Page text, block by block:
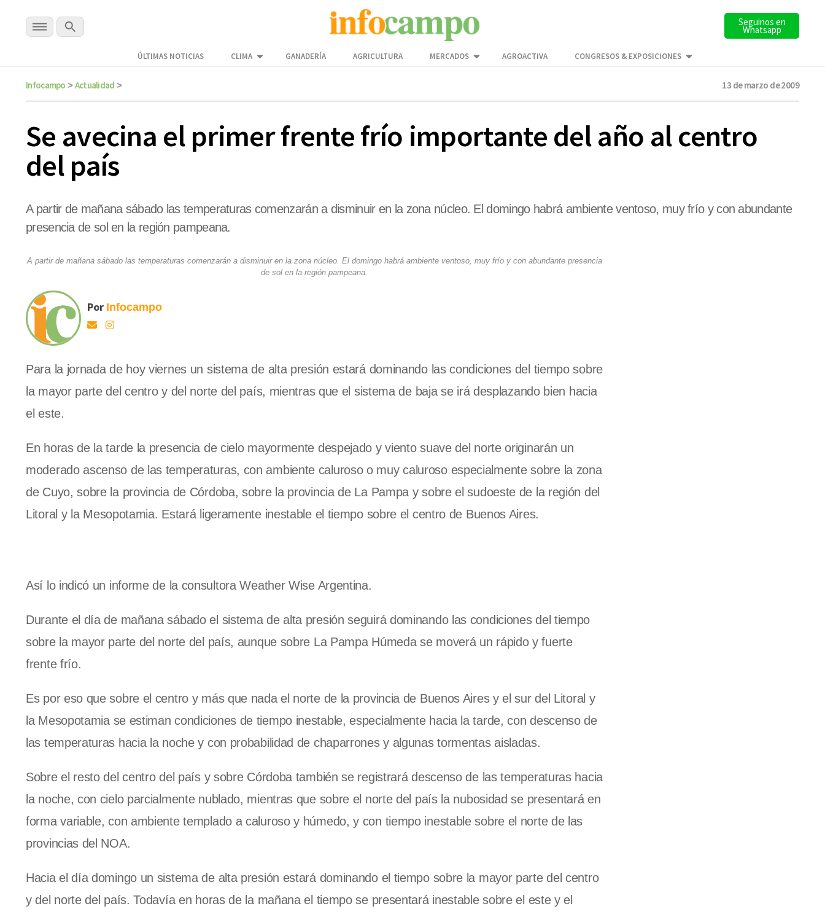
Seguinos en
Whatsapp
ÚLTIMAS NOTICIAS CLIMA GANADERÍA AGRICULTURA MERCADOS AGROACTIVA CONGRESOS & EXPOSICIONES
Infocampo > Actualidad > 13 de marzo de 2009
Se avecina el primer frente frío importante del año al centro
del país
A partir de mañana sábado las temperaturas comenzarán a disminuir en la zona núcleo. El domingo habrá ambiente ventoso, muy frío y con abundante
presencia de sol en la región pampeana.
A partir de mañana sábado las temperaturas comenzarán a disminuir en la zona núcleo. El domingo habrá ambiente ventoso, muy frío y con abundante presencia
de sol en la región pampeana.
Por Infocampo
Para la jornada de hoy viernes un sistema de alta presión estará dominando las condiciones del tiempo sobre
la mayor parte del centro y del norte del país, mientras que el sistema de baja se irá desplazando bien hacia
el este.
En horas de la tarde la presencia de cielo mayormente despejado y viento suave del norte originarán un
moderado ascenso de las temperaturas, con ambiente caluroso o muy caluroso especialmente sobre la zona
de Cuyo, sobre la provincia de Córdoba, sobre la provincia de La Pampa y sobre el sudoeste de la región del
Litoral y la Mesopotamia. Estaráligeramente inestable el tiempo sobre el centro de Buenos Aires.
Así lo indicó un informe de la consultora Weather Wise Argentina.
Durante el día de mañana sábado el sistema de alta presión seguirá dominando las condiciones del tiempo
sobre la mayor parte del norte del país, aunque sobre La Pampa Húmedase moverá un rápido y fuerte
frente frío.
Es por eso que sobre el centro y más que nada el norte de la provincia de Buenos Aires y el sur del Litoral y
la Mesopotamiase estiman condiciones de tiempo inestable, especialmente hacia la tarde, con descenso de
las temperaturas hacia la noche y con probabilidad de chaparrones y algunas tormentas aisladas.
Sobre el resto del centro del país y sobre Córdoba también se registrará descenso de las temperaturas hacia
la noche, con cielo parcialmente nublado, mientras que sobre el norte del país la nubosidad se presentará en
forma variable, con ambiente templado a caluroso y húmedo, y con tiempo inestable sobre el norte de las
provincias del NOA.
Hacia el día domingo un sistema de alta presión estará dominando el tiempo sobre la mayor parte del centro
y del norte del país. Todavía en horas de la mañana el tiempo se presentará inestable sobre el este y el